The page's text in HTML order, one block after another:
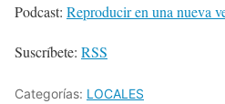
Podcast: Reproducir en una nueva
Suscríbete: RSS
Categorías: LOCALES